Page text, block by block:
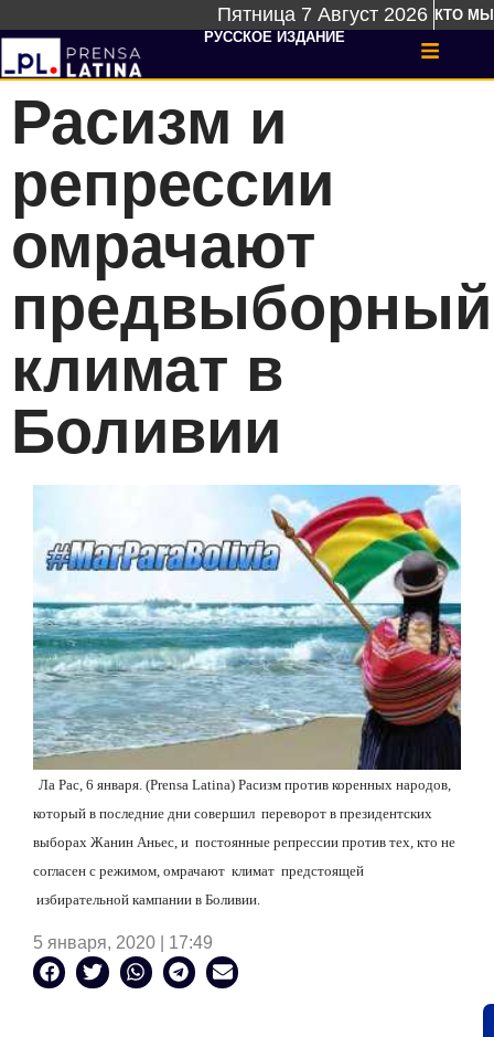
Пятница 7 Август 2026 КТО МЫ
РУССКОЕ ИЗДАНИЕ
Расизм и
репрессии
омрачают
предвыборный
климат в
Боливии
Ла Рас, 6 января. (Prensa Latina) Расизм против коренных народов,
который в последние дни совершил переворот в президентских
выборах Жанин Аньес, и постоянные репрессии против тех, кто не
согласен с режимом, омрачают климат предстоящей
избирательной кампании в Боливии.
5 января, 2020 | 17:49